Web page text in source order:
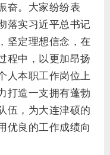
奋。大家纷纷表
落实习近平总书记
坚定理想信念，在
程中，以更加昂扬
人本职工作岗位上
打造一支拥有蓬勃
伍，为大连津硕的
优良的工作成绩向